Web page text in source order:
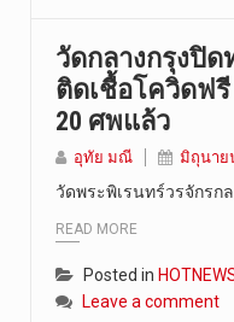
วัดกลางกรุงปิด
ติดเชื้อโควิดฟ
20​ ศพแล้ว
อุทัย มณี มิถุนาย
วัดพระพิเรนทร์วรจักรก
READ MORE
Posted in
Leave a comment